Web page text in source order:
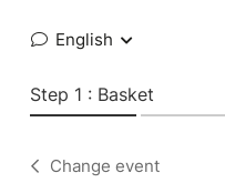
English
Step 1 : Basket
Change event